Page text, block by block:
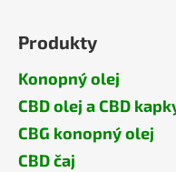
Produkty
Konopný olej
CBD olej a CBD
CBG konopný olej
CBD čaj